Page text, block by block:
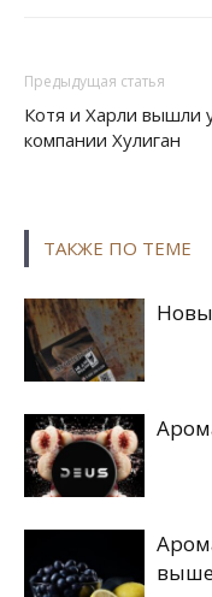
Предыдущая статья
Котя и Харли вышли
компании Хулиган
ТАКЖЕ ПО ТЕМЕ